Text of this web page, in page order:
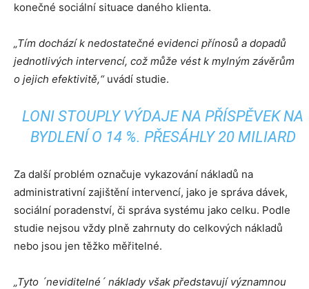
konečné sociální situace daného klienta.
„Tím dochází k nedostatečné evidenci přínosů a dopadů
jednotlivých intervencí, což může vést k mylným závěrům
o jejich efektivitě,“uvádí studie.
LONI STOUPLY VÝDAJE NA PŘÍSPĚVEK NA
BYDLENÍ O 14 %. PŘESÁHLY 20 MILIARD
Za další problém označuje vykazování nákladů na
administrativní zajištění intervencí, jako je správa dávek,
sociální poradenství, či správa systému jako celku. Podle
studie nejsou vždy plně zahrnuty do celkových nákladů
nebo jsou jen těžko měřitelné.
„Tyto ´neviditelné´ náklady však představují významnou